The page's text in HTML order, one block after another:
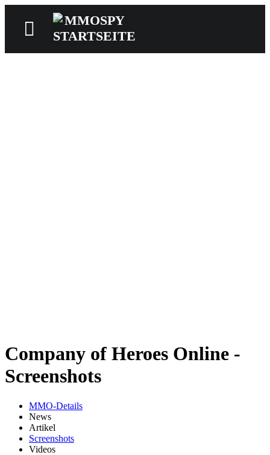
Company of Heroes Online -
Screenshots
MMO-Details
News
Artikel
Screenshots
Videos